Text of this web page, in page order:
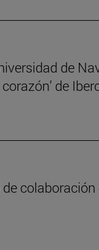
de
de
colaboración